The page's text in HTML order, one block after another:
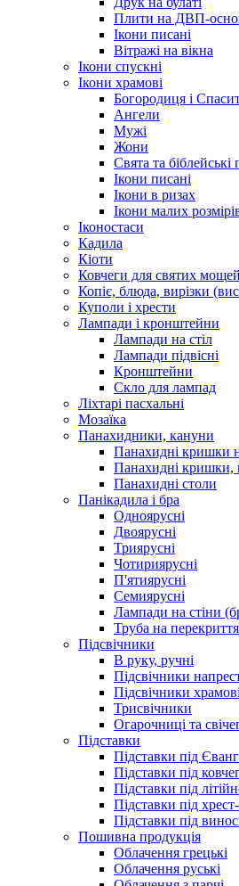
Плити на ДВП-
Ікони писані
Вітражі на вікна
Ікони спускні
Ікони храмові
Богородиця і
Ангели
Мужі
Жони
Свята та біблейські
Ікони писані
Ікони в ризах
Ікони малих
Іконостаси
Кадила
Кіоти
Ковчеги для святих
Копіє, блюда, вирізки
Куполи і хрести
Лампади і кронштейни
Лампади на стіл
Лампади підвісні
Кронштейни
Скло для лампад
Ліхтарі пасхальні
Мозаїка
Панахидники, кануни
Панахидні кришки
Панахидні кришки,
Панахидні столи
Панікадила і бра
Одноярусні
Двоярусні
Триярусні
Чотириярусні
П'ятиярусні
Семиярусні
Лампади на стіни
Труба на
Підсвічники
В руку, ручні
Підсвічники
Підсвічники храмові
Трисвічники
Огарочниці та
Підставки
Підставки під
Підставки під
Підставки під
Підставки під
Підставки під
Пошивна продукція
Облачення грецькі
Облачення руські